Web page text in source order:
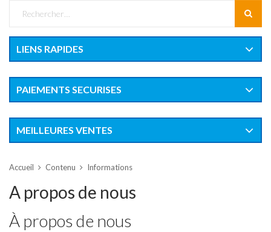
LIENS RAPIDES
PAIEMENTS SECURISES
MEILLEURES VENTES
Accueil Contenu Informations
A propos de nous
À propos de nous